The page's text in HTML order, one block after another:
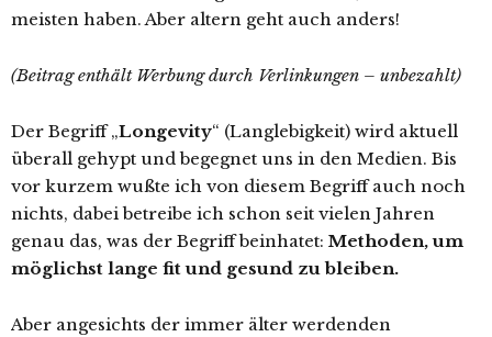
meisten haben. Aber altern geht auch anders!
(Beitrag enthält Werbung durch Verlinkungen – unbezahlt)
Der Begriff „Longevity“ (Langlebigkeit) wird aktuell
überall gehypt und begegnet uns in den Medien. Bis
vor kurzem wußte ich von diesem Begriff auch noch
nichts, dabei betreibe ich schon seit vielen Jahren
genau das, was der Begriff beinhatet: Methoden, um
möglichst lange fit und gesund zu bleiben.
Aber angesichts der immer älter werdenden